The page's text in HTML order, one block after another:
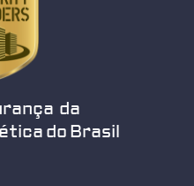
da
do Brasil